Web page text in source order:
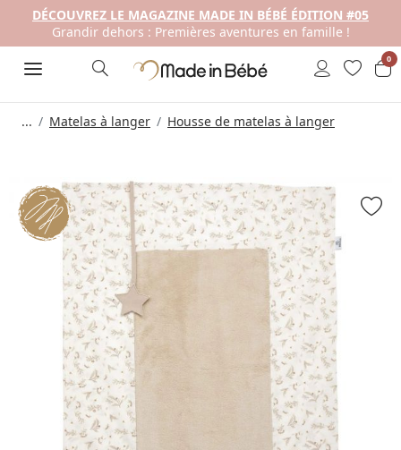
DÉCOUVREZ LE MAGAZINE MADE IN BÉBÉ ÉDITION #05
Grandir dehors : Premières aventures en famille !
0
... Matelas à langer Housse de matelas à langer